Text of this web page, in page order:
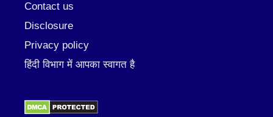
Contact us
Disclosure
Privacy policy
हिंदी विभाग में आपका स्वागत है